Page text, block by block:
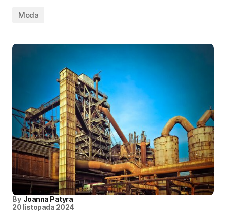
Moda
By Joanna Patyra
20 listopada 2024